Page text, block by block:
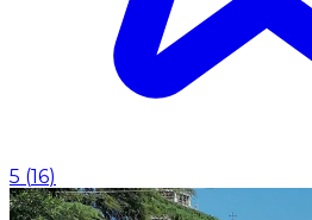
5 (16)